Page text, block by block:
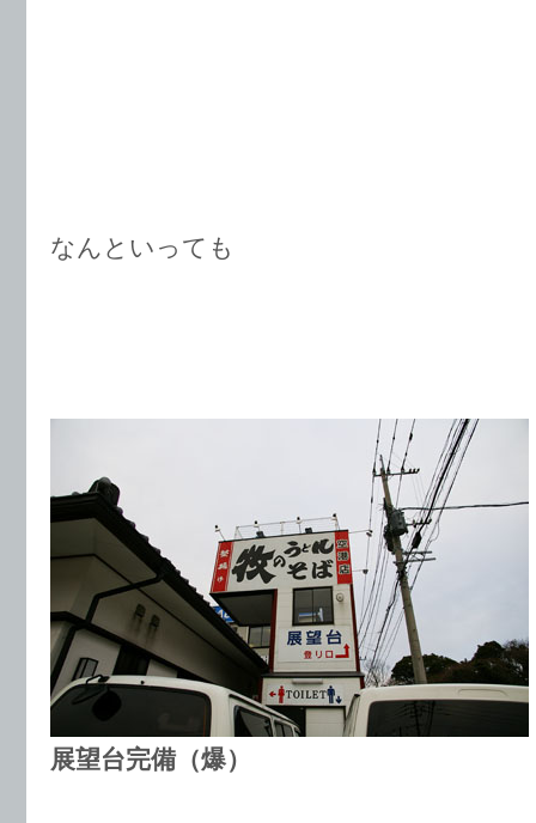
なんといっても
展望台完備（爆）